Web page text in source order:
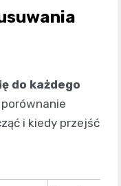
do każdego
i kiedy przejść